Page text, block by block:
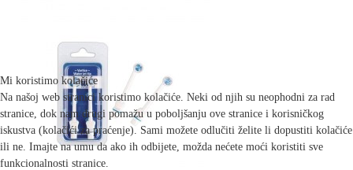
Mi koristimo kolačiće
Na našoj web stranici koristimo kolačiće. Neki od njih su neophodni za rad
stranice, dok nam drugi pomažu u poboljšanju ove stranice i korisničkog
iskustva (kolačići za praćenje). Sami možete odlučiti želite li dopustiti kolačiće
ili ne. Imajte na umu da ako ih odbijete, možda nećete moći koristiti sve
funkcionalnosti stranice.